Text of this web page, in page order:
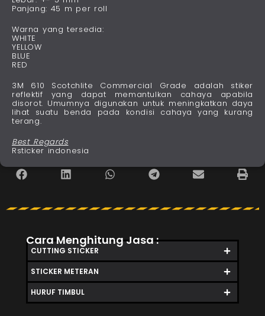
Panjang: 45 m per roll
Warna yang tersedia:
WHITE
YELLOW
BLUE
RED
3M 610 Scotchlite Commercial Grade adalah stiker
reflektif yang dapat memantulkan cahaya apabila
disorot. Umumnya digunakan untuk meningkatkan daya
lihat suatu benda pada kondisi cahaya yang kurang
terang.
Best Regards
Rsticker indonesia
Cara Menghitung Jasa :
CUTTING STICKER
STICKER METERAN
HURUF TIMBUL